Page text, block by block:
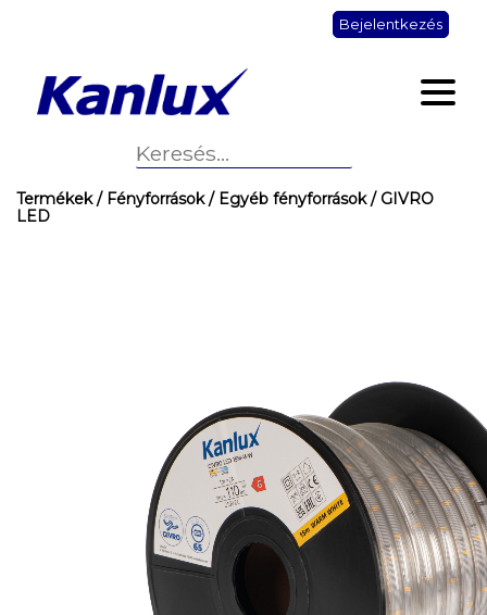
Bejelentkezés
Termékek/ Fényforrások/ Egyéb fényforrások/ GIVRO
LED